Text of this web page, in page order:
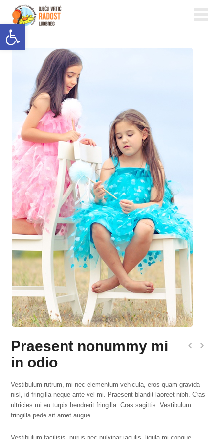
Open toolbar
Praesent nonummy mi
in odio
Vestibulum rutrum, mi nec elementum vehicula, eros quam gravida
nisl, id fringilla neque ante vel mi. Praesent blandit laoreet nibh. Cras
ultricies mi eu turpis hendrerit fringilla. Cras sagittis. Vestibulum
fringilla pede sit amet augue.
Vestibulum facilisis, purus nec pulvinar iaculis, ligula mi congue